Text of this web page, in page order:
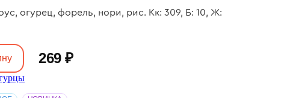
огурец, форель, нори, рис. Кк: 309, Б: 10, Ж:
269 ₽